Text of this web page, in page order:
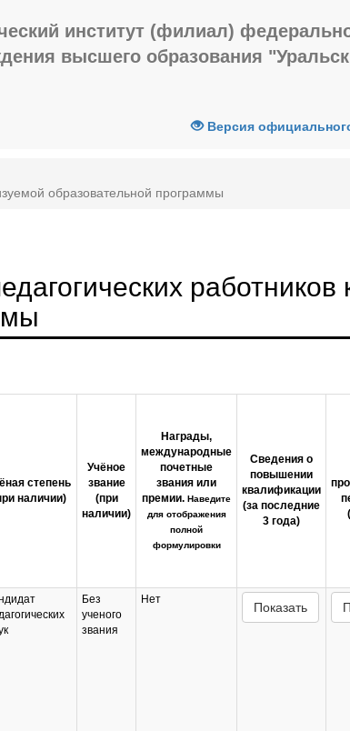
институт (филиал)
высшего образования
Версия
образовательной программы
работников
степень
наличии)
Учёное
звание
(при
наличии)
Награды,
международные
почетные
звания или
премии. Наведите
для отображения
полной
формулировки
Сведения о
повышении
квалификации
(за последние
3 года)
Без
ученого
звания
Нет
Показать